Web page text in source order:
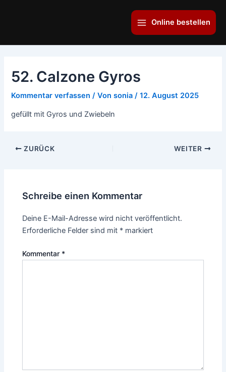
Main
Menu
Online bestellen
52. Calzone Gyros
Kommentar verfassen / Vonsonia/12. August 2025
gefüllt mit Gyros und Zwiebeln
ZURÜCK WEITER
Schreibe einen Kommentar
Deine E-Mail-Adresse wird nicht veröffentlicht.
Erforderliche Felder sind mit * markiert
Kommentar *